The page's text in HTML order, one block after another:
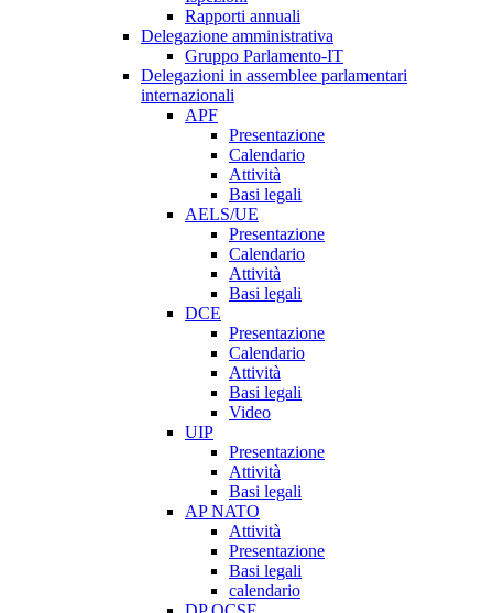
Rapporti annuali
Delegazione amministrativa
Gruppo Parlamento-IT
Delegazioni in assemblee parlamentari
internazionali
APF
Presentazione
Calendario
Attività
Basi legali
AELS/UE
Presentazione
Calendario
Attività
Basi legali
DCE
Presentazione
Calendario
Attività
Basi legali
Video
UIP
Presentazione
Attività
Basi legali
AP NATO
Attività
Presentazione
Basi legali
calendario